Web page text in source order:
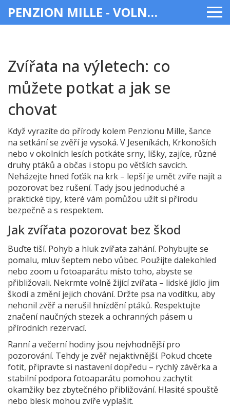
PENZION MILLE - VOLNÝ ČAS & ZÁBAVA
Zvířata na výletech: co
můžete potkat a jak se
chovat
Když vyrazíte do přírody kolem Penzionu Mille, šance
na setkání se zvěří je vysoká. V Jeseníkách, Krkonoších
nebo v okolních lesích potkáte srny, lišky, zajíce, různé
druhy ptáků a občas i stopu po větších savcích.
Neházejte hned foťák na krk – lepší je umět zvíře najít a
pozorovat bez rušení. Tady jsou jednoduché a
praktické tipy, které vám pomůžou užít si přírodu
bezpečně a s respektem.
Jak zvířata pozorovat bez škod
Buďte tiší. Pohyb a hluk zvířata zahání. Pohybujte se
pomalu, mluv šeptem nebo vůbec. Použijte dalekohled
nebo zoom u fotoaparátu místo toho, abyste se
přibližovali. Nekrmte volně žijící zvířata – lidské jídlo jim
škodí a změní jejich chování. Držte psa na vodítku, aby
nehonil zvěř a nerušil hnízdění ptáků. Respektujte
značení naučných stezek a ochranných pásem u
přírodních rezervací.
Ranní a večerní hodiny jsou nejvhodnější pro
pozorování. Tehdy je zvěř nejaktivnější. Pokud chcete
fotit, připravte si nastavení dopředu – rychlý závěrka a
stabilní podpora fotoaparátu pomohou zachytit
okamžiky bez zbytečného přibližování. Hlasité spouště
nebo blesk mohou zvíře vyplašit.